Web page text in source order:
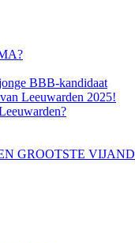
BBB‑kandidaat
Leeuwarden 2025!
GROOTSTE VIJAND